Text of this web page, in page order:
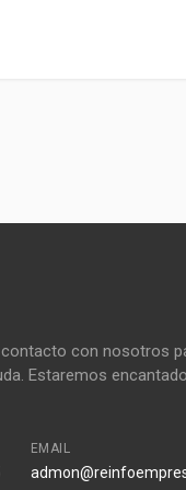
con nosotros
Estaremos
EMAIL